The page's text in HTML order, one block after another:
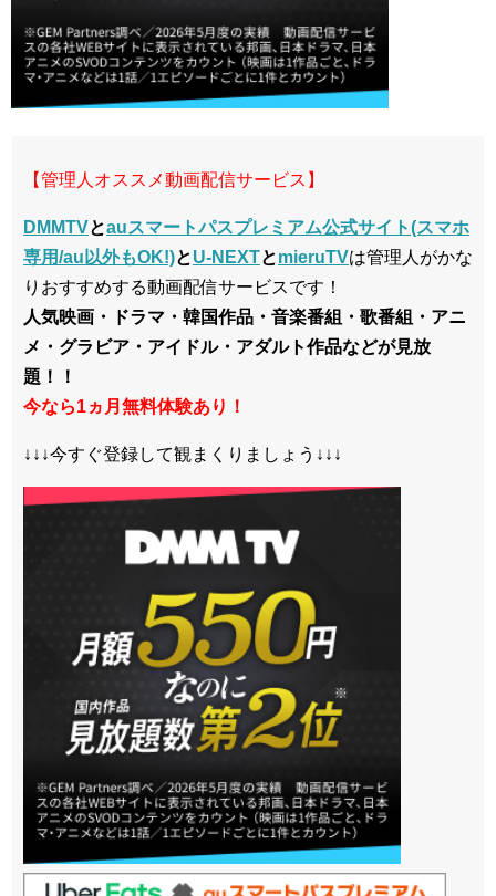
【管理人オススメ動画配信サービス】
DMMTVとauスマートパスプレミアム公式サイト(スマホ
専用/au以外もOK!)とU-NEXTとmieruTVは管理人がかな
りおすすめする動画配信サービスです！
人気映画・ドラマ・韓国作品・音楽番組・歌番組・アニ
メ・グラビア・アイドル・アダルト作品などが見放
題！！
今なら1ヵ月無料体験あり！
↓↓↓今すぐ登録して観まくりましょう↓↓↓